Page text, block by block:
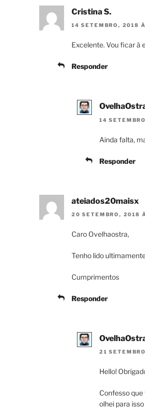
Cristina S.
14 SETEMBRO, 2018
Excelente. Vou ficar à
Responder
14
Ainda falta,
Responder
ateiados20maisx
20 SETEMBRO, 2018
Caro Ovelhaostra,
Tenho lido
Cumprimentos
Responder
21
Hello!
Confesso
olhei para